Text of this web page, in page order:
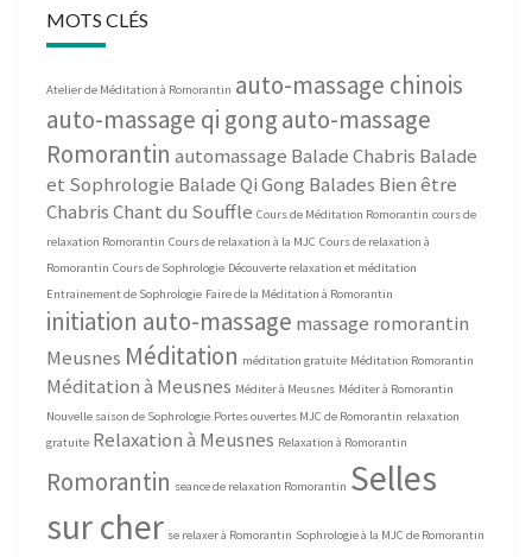
MOTS CLÉS
Atelier de Méditation à Romorantin auto-massage chinois
auto-massage qi gongauto-massage
Romorantin automassage Balade Chabris Balade
et Sophrologie Balade Qi Gong Balades Bien être
ChabrisChant du Souffle Cours de Méditation Romorantin cours de
relaxation Romorantin Cours de relaxation à la MJC Cours de relaxation à
Romorantin Cours de Sophrologie Découverte relaxation et méditation
Entrainement de Sophrologie Faire de la Méditation à Romorantin
initiation auto-massage massage romorantin
Meusnes Méditation méditation gratuite Méditation Romorantin
Méditation à Meusnes Méditer à Meusnes Méditer à Romorantin
Nouvelle saison de Sophrologie Portes ouvertes MJC de Romorantin relaxation
gratuite Relaxation à Meusnes Relaxation à Romorantin
Romorantin seance de relaxation Romorantin Selles
sur cher se relaxer à Romorantin Sophrologie à la MJC de Romorantin